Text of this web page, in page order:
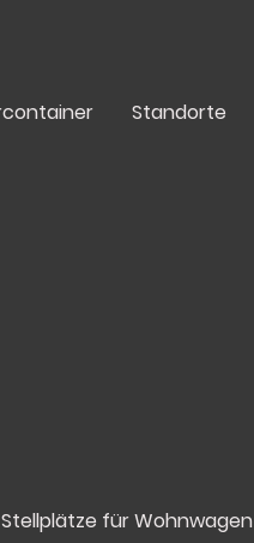
Standorte
für Wohnwagen